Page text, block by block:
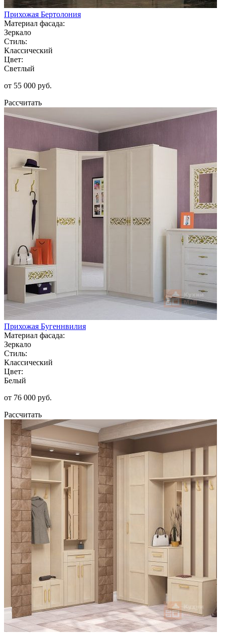
Прихожая Бертолония
Материал фасада:
Зеркало
Стиль:
Классический
Цвет:
Светлый
от 55 000 руб.
Рассчитать
Прихожая Бугеннвилия
Материал фасада:
Зеркало
Стиль:
Классический
Цвет:
Белый
от 76 000 руб.
Рассчитать